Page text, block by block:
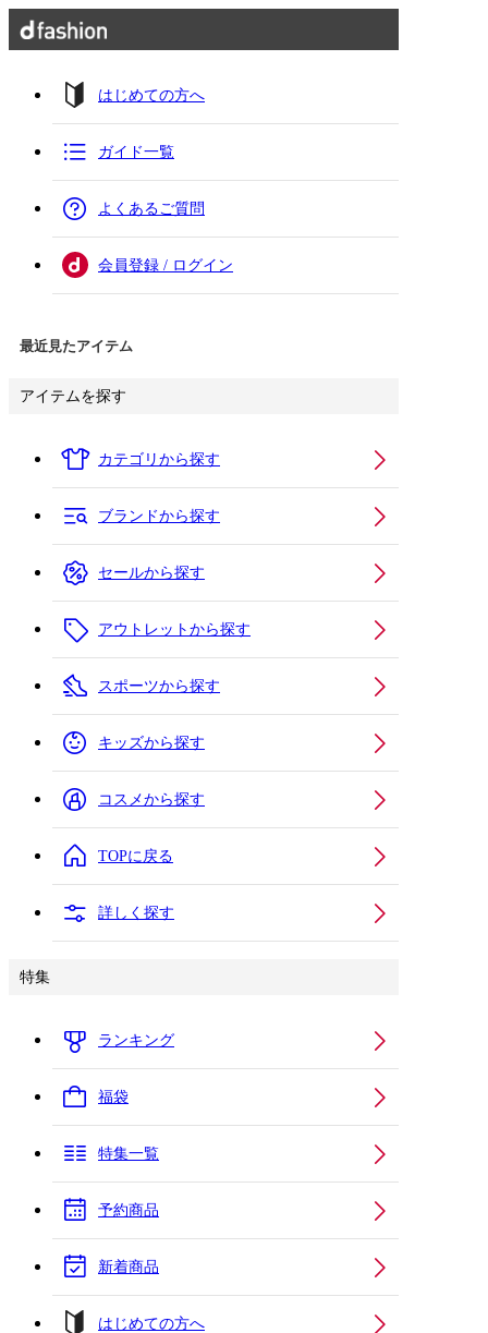
はじめての方へ
ガイド一覧
よくあるご質問
会員登録 / ログイン
最近見たアイテム
アイテムを探す
カテゴリから探す
ブランドから探す
セールから探す
アウトレットから探す
スポーツから探す
キッズから探す
コスメから探す
TOPに戻る
詳しく探す
特集
ランキング
福袋
特集一覧
予約商品
新着商品
はじめての方へ